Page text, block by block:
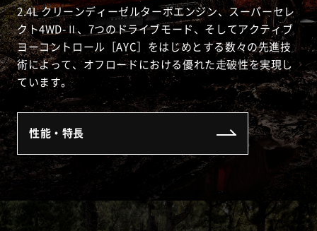
2.4L クリーンディーゼルターボエンジン、スーパーセレ
クト4WD-Ⅱ、7つのドライブモード、そしてアクティブ
ヨーコントロール［AYC］をはじめとする数々の先進技
術によって、オフロードにおける優れた走破性を実現し
ています。
性能・特長